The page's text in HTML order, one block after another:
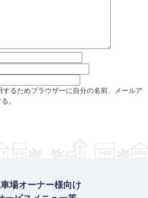
するためブラウザーに自分の名前、メールア
。
場オーナー様向け